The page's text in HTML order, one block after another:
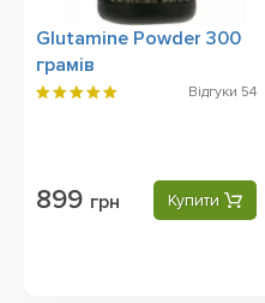
Glutamine Powder 300
грамів
Відгуки 54
899 грн Купити